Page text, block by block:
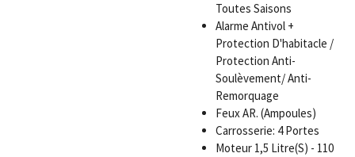
Toutes Saisons
Alarme Antivol +
Protection D'habitacle /
Protection Anti-
Soulèvement/ Anti-
Remorquage
Feux AR. (Ampoules)
Carrosserie: 4 Portes
Moteur 1,5 Litre(S) - 110